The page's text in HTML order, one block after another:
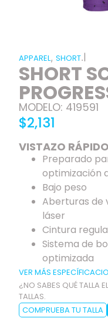
APPAREL, SHORT.|
SHORT
MODELO: 419591
$2,131
VISTAZO RÁPIDO
Preparado
optimización
Bajo peso
Aberturas de
láser
Cintura
Sistema de
optimizada
VER MÁS
¿NO SABES QUÉ TALLA
TALLAS.
COMPRUEBA TU TALLA